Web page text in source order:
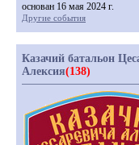
основан 16 мая 2024 г.
Другие события
Казачий батальон
Алексия(138)